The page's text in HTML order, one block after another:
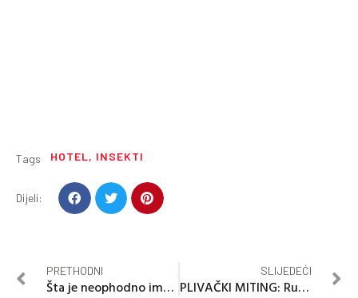
Tags HOTEL, INSEKTI
Dijeli:
PRETHODNI
Šta je neophodno imati u autu pred put?
SLIJEDEĆI
PLIVAČKI MITING: Rusi “pokorili” Banjaluku